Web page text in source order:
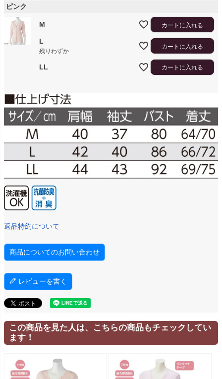
ピンク
M カートに入れる
L
残りわずか
カートに入れる
LL カートに入れる
返品特約について
商品についてのお問い合わせ
レビューを書く
この商品を見た人は、こちらの商品もチェックしてい
ます！